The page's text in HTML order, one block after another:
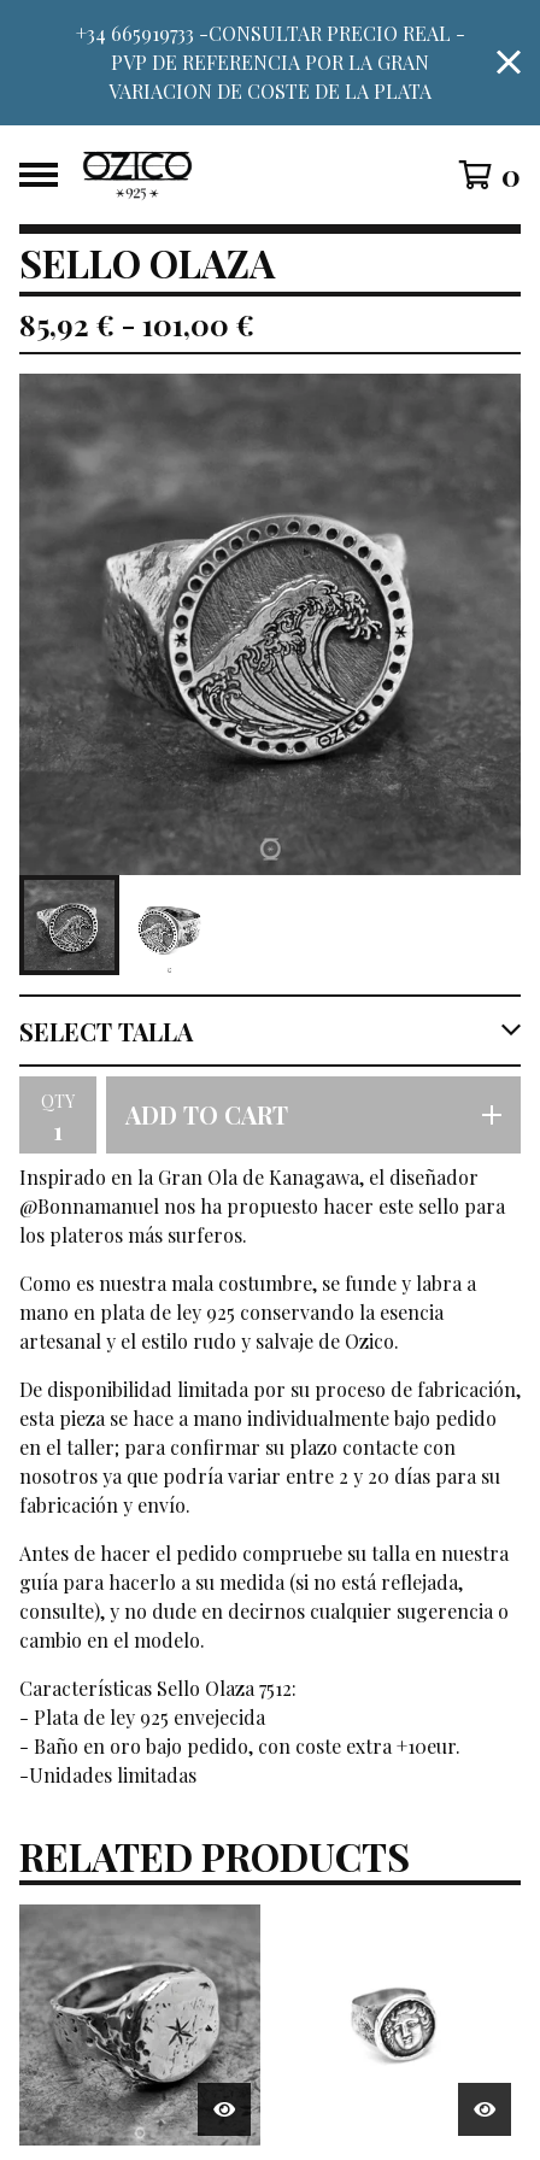
+34 665919733 -CONSULTAR PRECIO REAL -
PVP DE REFERENCIA POR LA GRAN
VARIACION DE COSTE DE LA PLATA
0
SELLO OLAZA
85,92 € - 101,00 €
QTY ADD TO CART
Inspirado en la Gran Ola de Kanagawa, el diseñador
@Bonnamanuel nos ha propuesto hacer este sello para
los plateros más surferos.
Como es nuestra mala costumbre, se funde y labra a
mano en plata de ley 925 conservando la esencia
artesanal y el estilo rudo y salvaje de Ozico.
De disponibilidad limitada por su proceso de fabricación,
esta pieza se hace a mano individualmente bajo pedido
en el taller; para confirmar su plazo contacte con
nosotros ya que podría variar entre 2 y 20 días para su
fabricación y envío.
Antes de hacer el pedido compruebe su talla en nuestra
guía para hacerlo a su medida (si no está reflejada,
consulte), y no dude en decirnos cualquier sugerencia o
cambio en el modelo.
Características Sello Olaza 7512:
- Plata de ley 925 envejecida
- Baño en oro bajo pedido, con coste extra +10eur.
-Unidades limitadas
RELATED PRODUCTS